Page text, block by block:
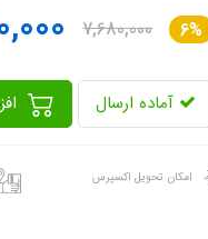
6%
7,680,000
آماده ارسال
امکان تحویل اکسپرس